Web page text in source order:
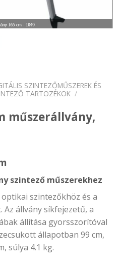
SZINTEZŐMŰSZEREK ÉS
TARTOZÉKOK /
műszerállvány,
szintező műszerekhez
szintezőkhöz és a
állvány síkfejezetű, a
állítása gyorsszorítóval
állapotban 99 cm,
súlya 4.1 kg.